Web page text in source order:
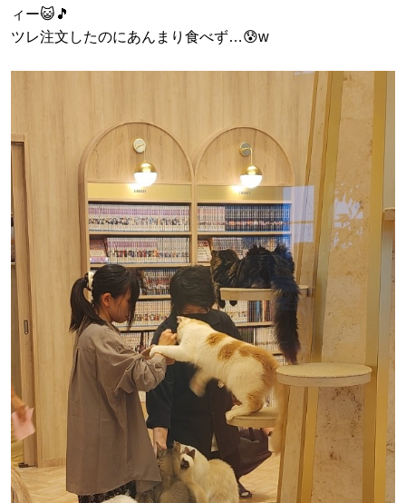
ィー😺🎵
ツレ注文したのにあんまり食べず…😰w